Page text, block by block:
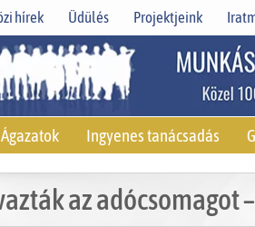
hírek Üdülés Projektjeink
Ágazatok Ingyenes tanácsadás
az adócsomagot